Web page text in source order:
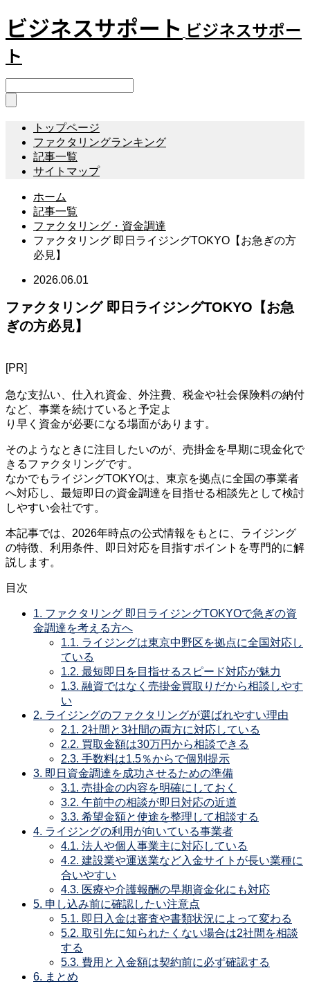
ビジネスサポート ビジネスサポー
ト
トップページ
ファクタリングランキング
記事一覧
サイトマップ
ホーム
記事一覧
ファクタリング・資金調達
ファクタリング 即日ライジングTOKYO【お急ぎの方
必見】
2026.06.01
ファクタリング 即日ライジングTOKYO【お急
ぎの方必見】
[PR]
急な支払い、仕入れ資金、外注費、税金や社会保険料の納付
など、事業を続けていると予定よ
り早く資金が必要になる場面があります。
そのようなときに注目したいのが、売掛金を早期に現金化で
きるファクタリングです。
なかでもライジングTOKYOは、東京を拠点に全国の事業者
へ対応し、最短即日の資金調達を目指せる相談先として検討
しやすい会社です。
本記事では、2026年時点の公式情報をもとに、ライジング
の特徴、利用条件、即日対応を目指すポイントを専門的に解
説します。
目次
1. ファクタリング 即日ライジングTOKYOで急ぎの資
金調達を考える方へ
1.1. ライジングは東京中野区を拠点に全国対応し
ている
1.2. 最短即日を目指せるスピード対応が魅力
1.3. 融資ではなく売掛金買取りだから相談しやす
い
2. ライジングのファクタリングが選ばれやすい理由
2.1. 2社間と3社間の両方に対応している
2.2. 買取金額は30万円から相談できる
2.3. 手数料は1.5％からで個別提示
3. 即日資金調達を成功させるための準備
3.1. 売掛金の内容を明確にしておく
3.2. 午前中の相談が即日対応の近道
3.3. 希望金額と使途を整理して相談する
4. ライジングの利用が向いている事業者
4.1. 法人や個人事業主に対応している
4.2. 建設業や運送業など入金サイトが長い業種に
合いやすい
4.3. 医療や介護報酬の早期資金化にも対応
5. 申し込み前に確認したい注意点
5.1. 即日入金は審査や書類状況によって変わる
5.2. 取引先に知られたくない場合は2社間を相談
する
5.3. 費用と入金額は契約前に必ず確認する
6. まとめ